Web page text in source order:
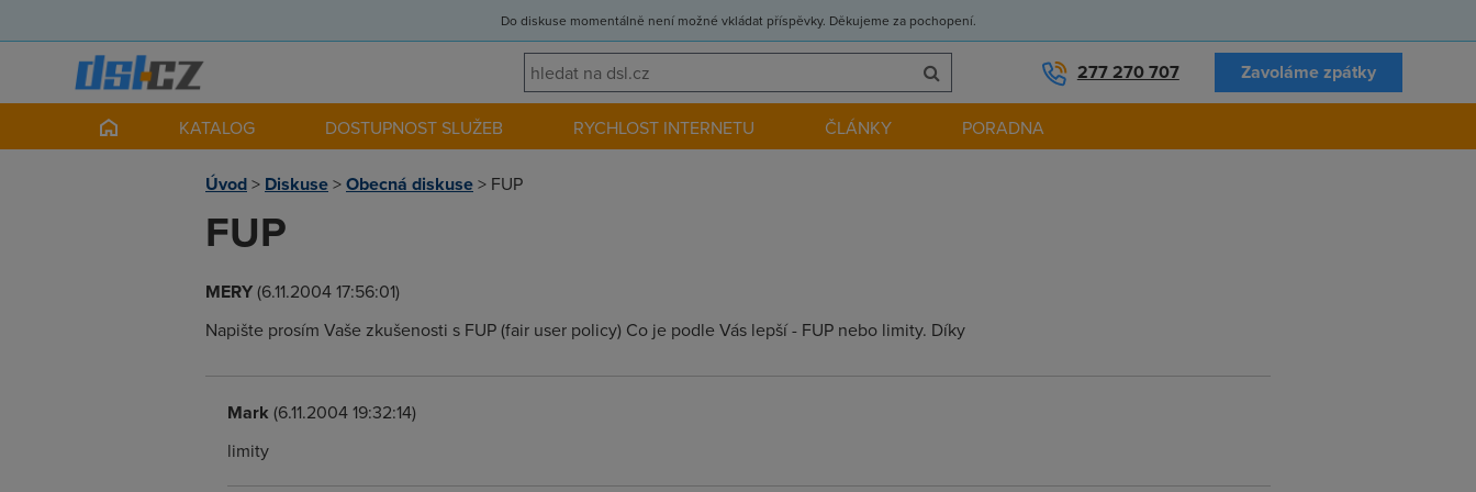
Do diskuse momentálně není možné vkládat příspěvky. Děkujeme za pochopení.
277 270 707 Zavoláme zpátky
KATALOG DOSTUPNOST SLUŽEB RYCHLOST INTERNETU ČLÁNKY PORADNA
Úvod> Diskuse>Obecná diskuse> FUP
FUP
MERY(6.11.2004 17:56:01)
Napište prosím Vaše zkušenosti s FUP (fair user policy) Co je podle Vás lepší - FUP nebo limity. Díky
Mark (6.11.2004 19:32:14)
limity